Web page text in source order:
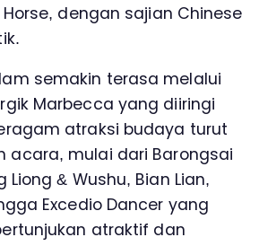
dengan sajian Chinese
semakin terasa melalui
Marbecca yang diiringi
atraksi budaya turut
acara, mulai dari Barongsai
Liong & Wushu, Bian Lian,
Excedio Dancer yang
atraktif dan